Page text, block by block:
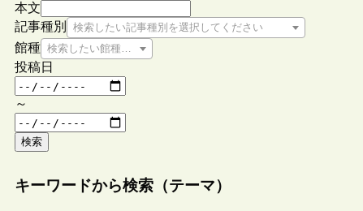
本文
記事種別
検索したい記事種別を選択してください
館種 検索したい館種を選択してください
投稿日
～
検索
キーワードから検索（テーマ）